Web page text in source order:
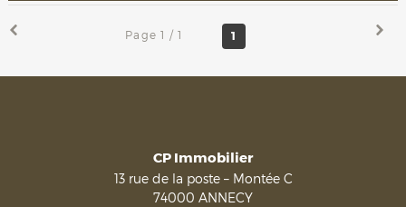
Page 1 / 1 1
CP Immobilier
13 rue de la poste – Montée C
74000 ANNECY